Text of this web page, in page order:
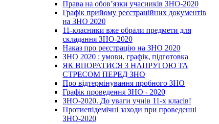
Права на обов’язки учасників ЗНО-2020
Графік прийому реєстраційних документів
на ЗНО 2020
11-класники вже обрали предмети для
складання ЗНО-2020
Наказ про реєстрацію на ЗНО 2020
ЗНО 2020 : умови, графік, підготовка
ЯК ВПОРАТИСЯ З НАПРУГОЮ ТА
СТРЕСОМ ПЕРЕД ЗНО
Про відтермінування пробного ЗНО
Графік проведення ЗНО - 2020
ЗНО-2020. До уваги учнів 11-х класів!
Протиепідемічні заходи при проведенні
ЗНО-2020